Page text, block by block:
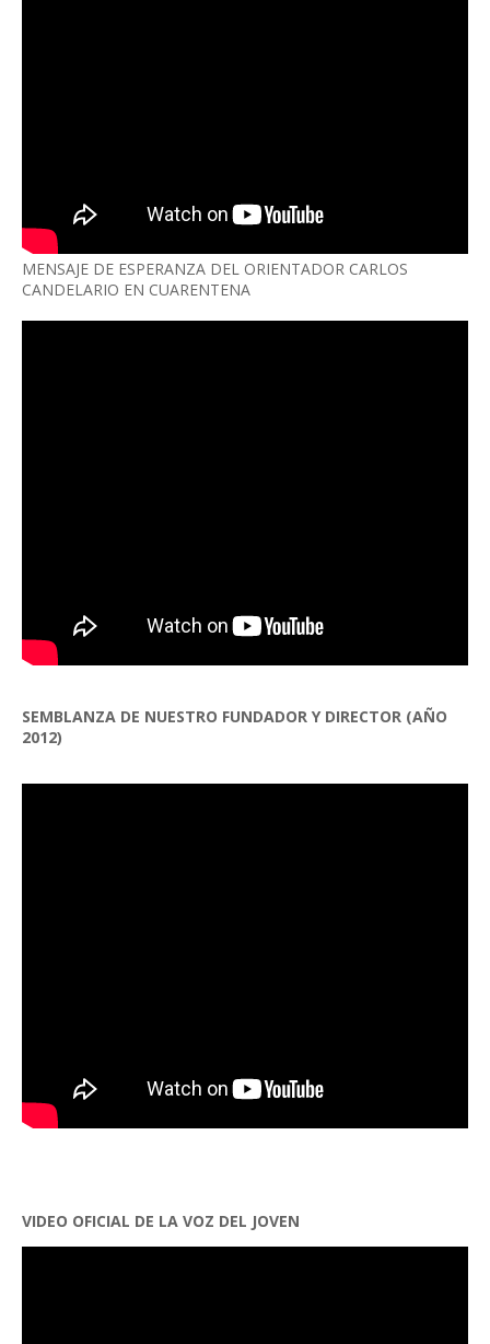
MENSAJE DE ESPERANZA DEL ORIENTADOR CARLOS
CANDELARIO EN CUARENTENA
SEMBLANZA DE NUESTRO FUNDADOR Y DIRECTOR (AÑO
2012)
VIDEO OFICIAL DE LA VOZ DEL JOVEN